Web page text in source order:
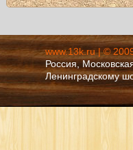
www.13k.ru | ©
Россия,
Ленинградскому